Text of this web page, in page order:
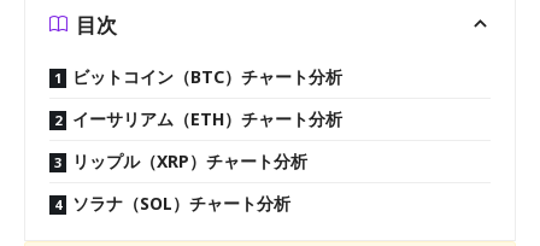
目次
ビットコイン（BTC）チャート分析
イーサリアム（ETH）チャート分析
リップル（XRP）チャート分析
ソラナ（SOL）チャート分析